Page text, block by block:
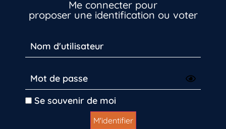
Me connecter pour
proposer une identification ou voter
Se souvenir de moi
Inscrivez-vous dès maintenant